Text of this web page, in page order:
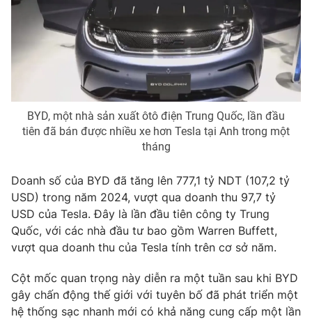
Thị trường
Tư vấn
Lịch phát sóng
Chuyên mục khác
Emagazine Podcast
Photo Infographic
Video Shorts video
VTV Money VTV Thể thao
Thị trường 24h Tấm lòng Việt
BYD, một nhà sản xuất ôtô điện Trung Quốc, lần đầu
tiên đã bán được nhiều xe hơn Tesla tại Anh trong một
tháng
Doanh số của BYD đã tăng lên 777,1 tỷ NDT (107,2 tỷ
USD) trong năm 2024, vượt qua doanh thu 97,7 tỷ
USD của Tesla. Đây là lần đầu tiên công ty Trung
Quốc, với các nhà đầu tư bao gồm Warren Buffett,
vượt qua doanh thu của Tesla tính trên cơ sở năm.
Cột mốc quan trọng này diễn ra một tuần sau khi BYD
gây chấn động thế giới với tuyên bố đã phát triển một
hệ thống sạc nhanh mới có khả năng cung cấp một lần